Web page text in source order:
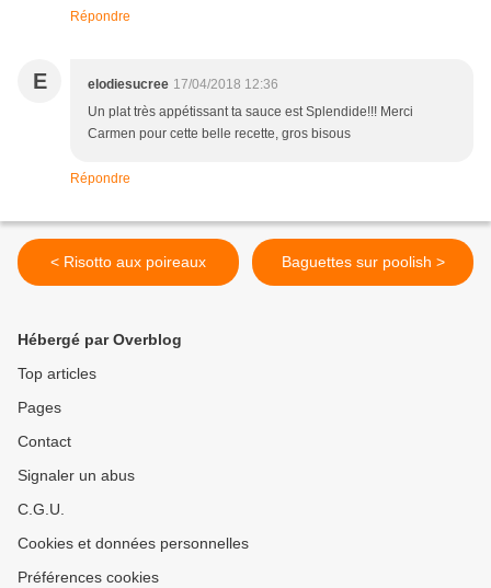
Répondre
E elodiesucree 17/04/2018 12:36
Un plat très appétissant ta sauce est Splendide!!! Merci
Carmen pour cette belle recette, gros bisous
Répondre
< Risotto aux poireaux Baguettes sur poolish >
Hébergé par Overblog
Top articles
Pages
Contact
Signaler un abus
C.G.U.
Cookies et données personnelles
Préférences cookies